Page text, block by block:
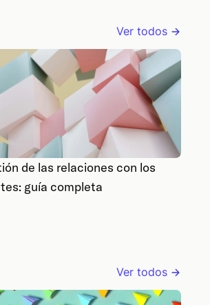
Ver todos
de las relaciones con los
guía completa
Ver todos